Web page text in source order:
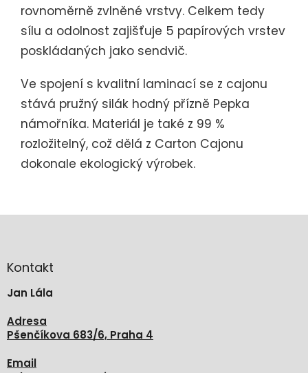
rovnoměrně zvlněné vrstvy. Celkem tedy
sílu a odolnost zajišťuje 5 papírových vrstev
poskládaných jako sendvič.
Ve spojení s kvalitní laminací se z cajonu
stává pružný silák hodný přízně Pepka
námořníka. Materiál je také z 99 %
rozložitelný, což dělá z Carton Cajonu
dokonale ekologický výrobek.
Z
aKontakt
Jan Lála
Adresa
Pšenčíkova 683/6, Praha 4
Email